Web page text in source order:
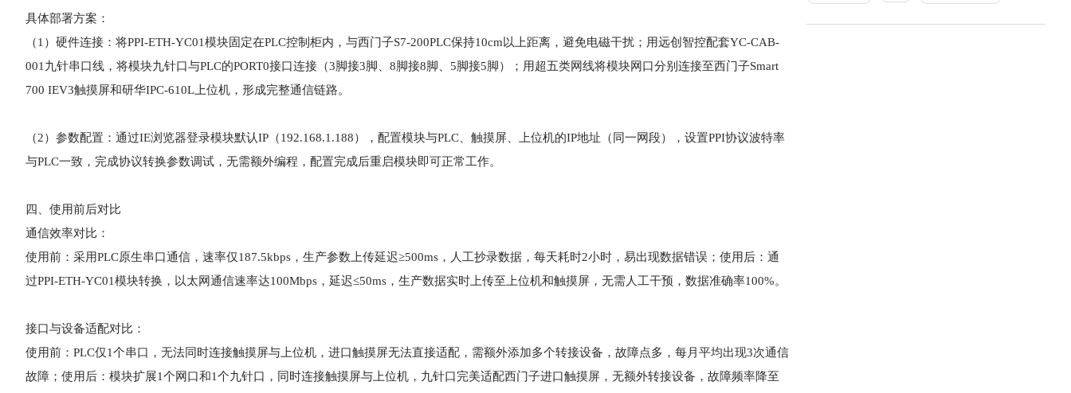
具体部署方案：
（1）硬件连接：将PPI-ETH-YC01模块固定在PLC控制柜内，与西门子S7-200PLC保持10cm以上距离，避免电磁干扰；用远创智控配套YC-CAB-
001九针串口线，将模块九针口与PLC的PORT0接口连接（3脚接3脚、8脚接8脚、5脚接5脚）；用超五类网线将模块网口分别连接至西门子Smart
700 IEV3触摸屏和研华IPC-610L上位机，形成完整通信链路。
（2）参数配置：通过IE浏览器登录模块默认IP（192.168.1.188），配置模块与PLC、触摸屏、上位机的IP地址（同一网段），设置PPI协议波特率
与PLC一致，完成协议转换参数调试，无需额外编程，配置完成后重启模块即可正常工作。
四、使用前后对比
通信效率对比：
使用前：采用PLC原生串口通信，速率仅187.5kbps，生产参数上传延迟≥500ms，人工抄录数据，每天耗时2小时，易出现数据错误；使用后：通
过PPI-ETH-YC01模块转换，以太网通信速率达100Mbps，延迟≤50ms，生产数据实时上传至上位机和触摸屏，无需人工干预，数据准确率100%。
接口与设备适配对比：
使用前：PLC仅1个串口，无法同时连接触摸屏与上位机，进口触摸屏无法直接适配，需额外添加多个转接设备，故障点多，每月平均出现3次通信
故障；使用后：模块扩展1个网口和1个九针口，同时连接触摸屏与上位机，九针口完美适配西门子进口触摸屏，无额外转接设备，故障频率降至